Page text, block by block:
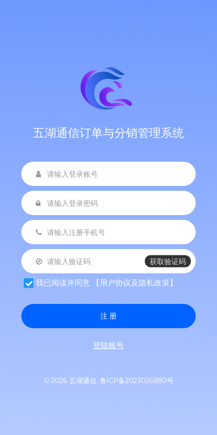
五湖通信订单与分销管理系统
获取验证码
我已阅读并同意 【用户协议及隐私政策】
注 册
登陆账号
© 2026 五湖通信. 鲁ICP备2023026880号